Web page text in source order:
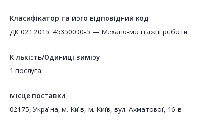
Класифікатор та його відповідний код
ДК 021:2015: 45350000-5 — Механо-монтажні роботи
Кількість/Одиниці виміру
1 послуга
Місце поставки
02175, Україна, м. Київ, м. Київ, вул. Ахматової, 16-в